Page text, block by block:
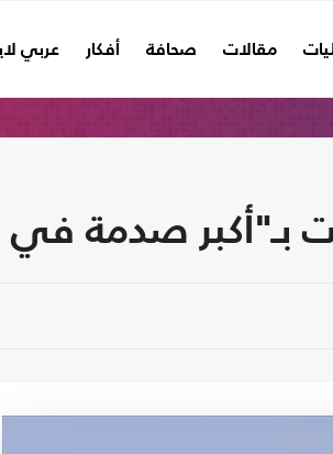
مقالات صحافة أفكار عربي
بـ"أكبر صدمة في